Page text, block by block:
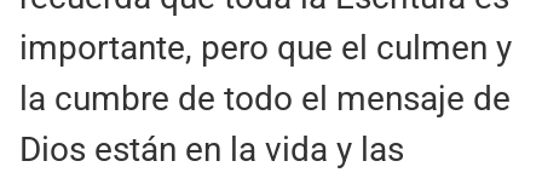
importante, pero que el culmen y
la cumbre de todo el mensaje de
Dios están en la vida y las